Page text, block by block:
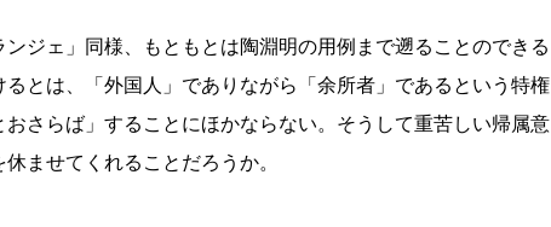
ジェ」同様、もともとは陶淵明の用例まで遡ることのできる
とは、「外国人」でありながら「余所者」であるという特権
さらば」することにほかならない。そうして重苦しい帰属意
ませてくれることだろうか。